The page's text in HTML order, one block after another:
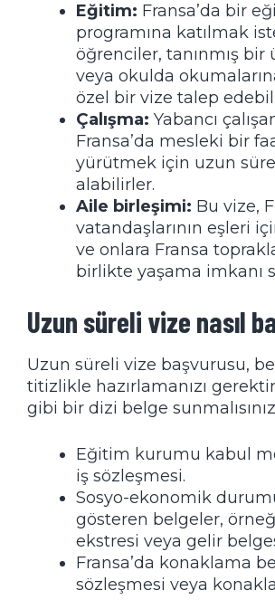
Eğitim: Fransa’da bir
programına katılmak
öğrenciler, tanınmış bir
veya okulda
özel bir vize talep
Çalışma: Yabancı
Fransa’da mesleki bir
yürütmek için uzun
alabilirler.
Aile birleşimi: Bu vize,
vatandaşlarının eşleri
ve onlara Fransa
birlikte yaşama imkanı
Uzun süreli vize nasıl
Uzun süreli vize başvurusu,
titizlikle hazırlamanızı
gibi bir dizi belge
Eğitim kurumu kabul
iş sözleşmesi.
Sosyo-ekonomik
gösteren belgeler,
ekstresi veya gelir
Fransa’da konaklama
sözleşmesi veya